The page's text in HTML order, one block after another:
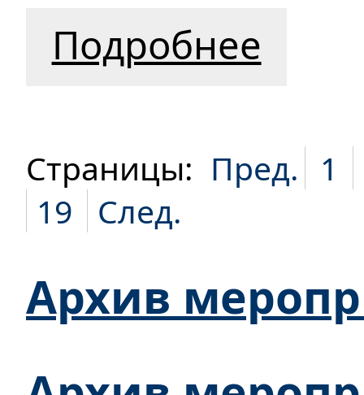
Подробнее
Страницы: Пред. 1
19
След.
Архив